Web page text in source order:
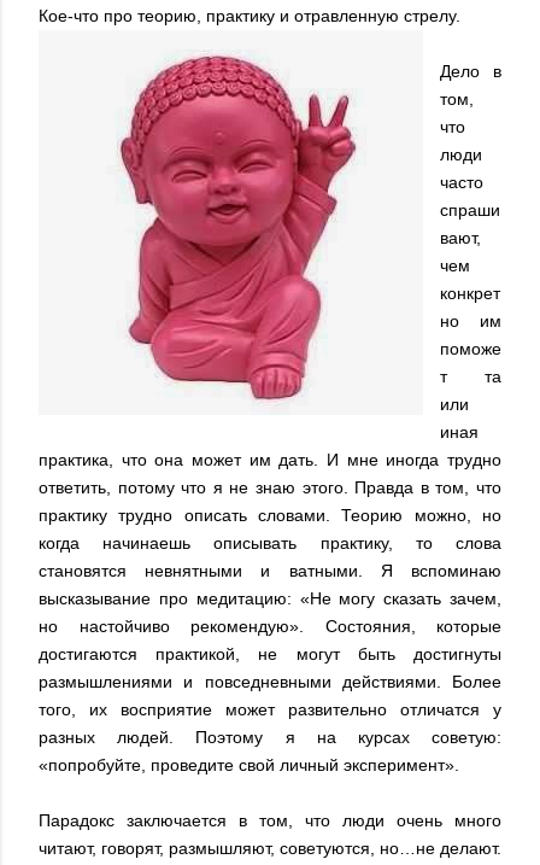
Кое-что про теорию, практику и отравленную стрелу.
Дело в
том,
что
люди
часто
спраши
вают,
чем
конкрет
но им
поможе
т та
или
иная
практика, что она может им дать. И мне иногда трудно
ответить, потому что я не знаю этого. Правда в том, что
практику трудно описать словами. Теорию можно, но
когда начинаешь описывать практику, то слова
становятся невнятными и ватными. Я вспоминаю
высказывание про медитацию: «Не могу сказать зачем,
но настойчиво рекомендую». Состояния, которые
достигаются практикой, не могут быть достигнуты
размышлениями и повседневными действиями. Более
того, их восприятие может развительно отличатся у
разных людей. Поэтому я на курсах советую:
«попробуйте, проведите свой личный эксперимент».
Парадокс заключается в том, что люди очень много
читают, говорят, размышляют, советуются, но…не делают.